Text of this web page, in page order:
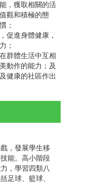
，獲取相關的活
觀和積極的態
；
促進身體健康，
；
群體生活中互相
動作的能力；及
健康的社區作出
，發展學生移
能。高小階段
，學習四類八
足球、籃球、